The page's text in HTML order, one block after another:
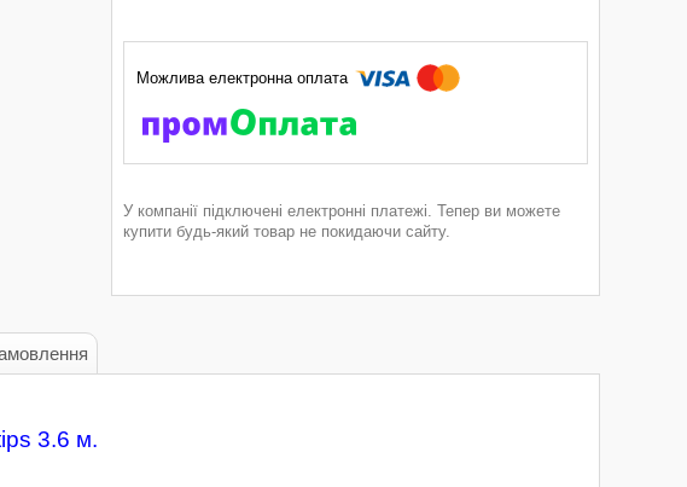
У компанії підключені електронні платежі. Тепер ви можете
купити будь-який товар не покидаючи сайту.
3.6 м.